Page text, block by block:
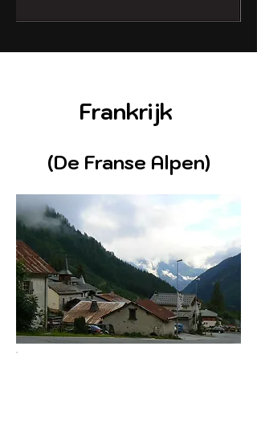
Frankrijk
(De Franse Alpen)